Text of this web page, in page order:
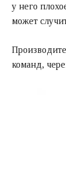
у него
может
команд,